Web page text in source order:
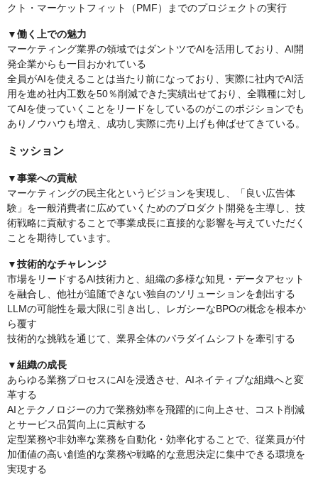
クト・マーケットフィット（PMF）までのプロジェクトの実行
▼働く上での魅力
マーケティング業界の領域ではダントツでAIを活用しており、AI開
発企業からも一目おかれている
全員がAIを使えることは当たり前になっており、実際に社内でAI活
用を進め社内工数を50％削減できた実績出せており、全職種に対し
てAIを使っていくことをリードをしているのがこのポジションでも
ありノウハウも増え、成功し実際に売り上げも伸ばせてきている。
ミッション
▼事業への貢献
マーケティングの民主化というビジョンを実現し、「良い広告体
験」を一般消費者に広めていくためのプロダクト開発を主導し、技
術戦略に貢献することで事業成長に直接的な影響を与えていただく
ことを期待しています。
▼技術的なチャレンジ
市場をリードするAI技術力と、組織の多様な知見・データアセット
を融合し、他社が追随できない独自のソリューションを創出する
LLMの可能性を最大限に引き出し、レガシーなBPOの概念を根本か
ら覆す
技術的な挑戦を通じて、業界全体のパラダイムシフトを牽引する
▼組織の成長
あらゆる業務プロセスにAIを浸透させ、AIネイティブな組織へと変
革する
AIとテクノロジーの力で業務効率を飛躍的に向上させ、コスト削減
とサービス品質向上に貢献する
定型業務や非効率な業務を自動化・効率化することで、従業員が付
加価値の高い創造的な業務や戦略的な意思決定に集中できる環境を
実現する